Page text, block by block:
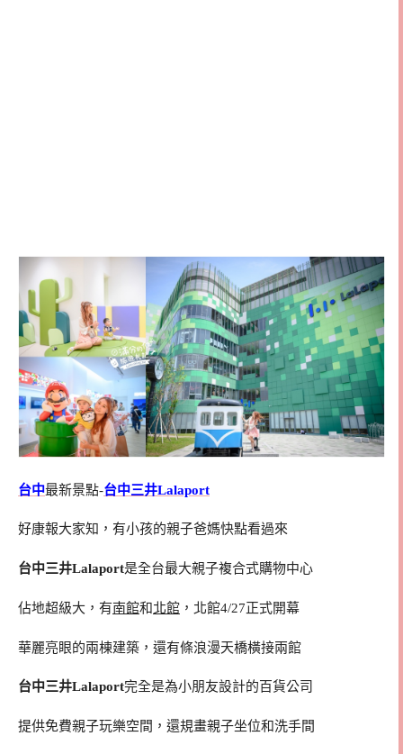
台中最新景點-台中三井Lalaport
好康報大家知，有小孩的親子爸媽快點看過來
台中三井Lalaport是全台最大親子複合式購物中心
佔地超級大，有南館和北館 ，北館4/27正式開幕
華麗亮眼的兩棟建築，還有條浪漫天橋橫接兩館
台中三井Lalaport完全是為小朋友設計的百貨公司
提供免費親子玩樂空間，還規畫親子坐位和洗手間